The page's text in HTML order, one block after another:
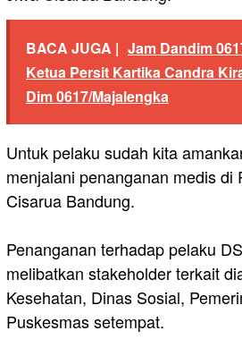
BACA JUGA | Jam Dandim
Ketua Persit Kartika Candra
Dim 0617/Majalengka
‎Untuk pelaku sudah kita
menjalani penanganan medis di
Cisarua Bandung.
‎Penanganan terhadap pelaku
melibatkan stakeholder terkait
Kesehatan, Dinas Sosial,
Puskesmas setempat.